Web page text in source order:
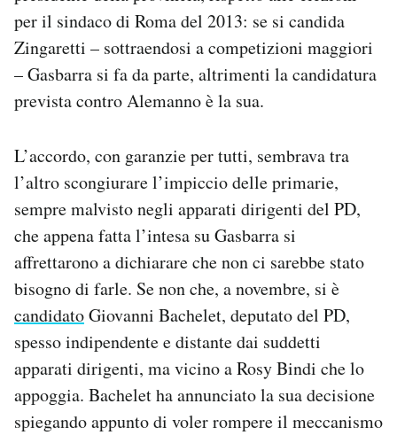
per il sindaco di Roma del 2013: se si candida
Zingaretti – sottraendosi a competizioni maggiori
– Gasbarra si fa da parte, altrimenti la candidatura
prevista contro Alemanno è la sua.
L’accordo, con garanzie per tutti, sembrava tra
l’altro scongiurare l’impiccio delle primarie,
sempre malvisto negli apparati dirigenti del PD,
che appena fatta l’intesa su Gasbarra si
affrettarono a dichiarare che non ci sarebbe stato
bisogno di farle. Se non che, a novembre, si è
candidatoGiovanni Bachelet, deputato del PD,
spesso indipendente e distante dai suddetti
apparati dirigenti, ma vicino a Rosy Bindi che lo
appoggia. Bachelet ha annunciato la sua decisione
spiegando appunto di voler rompere il meccanismo